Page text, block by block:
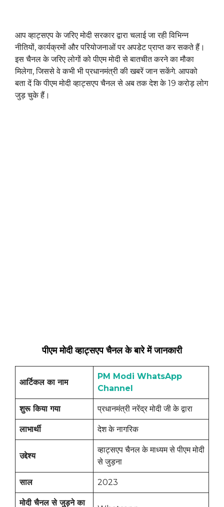
आप व्हाट्सएप के जरिए मोदी सरकार द्वारा चलाई जा रही विभिन्न
नीतियों, कार्यक्रमों और परियोजनाओं पर अपडेट प्राप्त कर सकते हैं।
इस चैनल के जरिए लोगों को पीएम मोदी से बातचीत करने का मौका
मिलेगा, जिससे वे कभी भी प्रधानमंत्री की खबरें जान सकेंगे. आपको
बता दें कि पीएम मोदी व्हाट्सएप चैनल से अब तक देश के 19 करोड़ लोग
जुड़ चुके हैं।
पीएम मोदी व्हाट्सएप चैनल के बारे में जानकारी
आर्टिकल का नाम
PM Modi WhatsApp
Channel
शुरू किया गया प्रधानमंत्री नरेंद्र मोदी जी के द्वारा
लाभार्थी देश के नागरिक
उद्देश्य
व्हाट्सएप चैनल के माध्यम से पीएम मोदी
से जुड़ना
साल 2023
मोदी चैनल से जुड़ने का